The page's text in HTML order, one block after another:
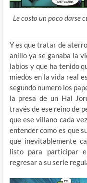
Le costo un poco darse
Y es que tratar de
anillo ya se ganaba la
labios y que ha tenido
miedos en la vida real
segundo numero los
la presa de un Hal
través de ese reino de
que ese villano cada
entender como es que
que inevitablemente
listo para participar
regresar a su serie